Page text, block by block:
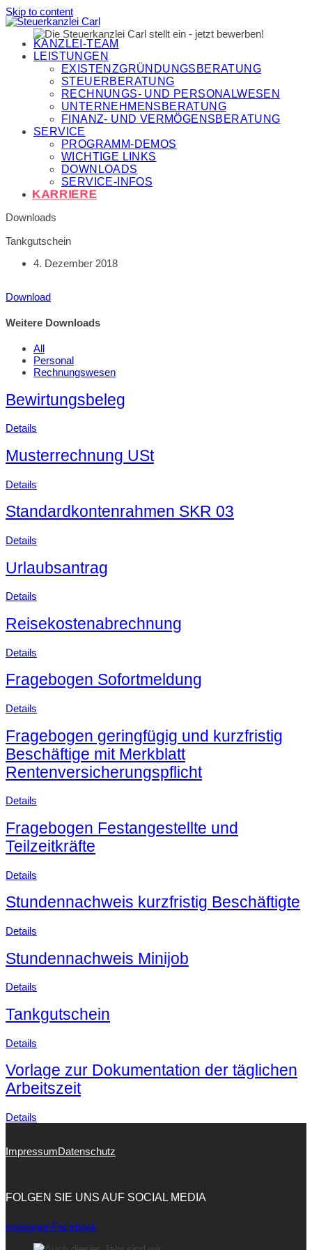
Skip to content
KANZLEI-TEAM
LEISTUNGEN
EXISTENZGRÜNDUNGSBERATUNG
STEUERBERATUNG
RECHNUNGS- UND PERSONALWESEN
UNTERNEHMENSBERATUNG
FINANZ- UND VERMÖGENSBERATUNG
SERVICE
PROGRAMM-DEMOS
WICHTIGE LINKS
DOWNLOADS
SERVICE-INFOS
KARRIERE
Downloads
Tankgutschein
4. Dezember 2018
Download
Weitere Downloads
All
Personal
Rechnungswesen
Bewirtungsbeleg
Details
Musterrechnung USt
Details
Standardkontenrahmen SKR 03
Details
Urlaubsantrag
Details
Reisekostenabrechnung
Details
Fragebogen Sofortmeldung
Details
Fragebogen geringfügig und kurzfristig
Beschäftige mit Merkblatt
Rentenversicherungspflicht
Details
Fragebogen Festangestellte und
Teilzeitkräfte
Details
Stundennachweis kurzfristig Beschäftigte
Details
Stundennachweis Minijob
Details
Tankgutschein
Details
Vorlage zur Dokumentation der täglichen
Arbeitszeit
Details
ImpressumDatenschutz
FOLGEN SIE UNS AUF SOCIAL MEDIA
InstagramFacebook